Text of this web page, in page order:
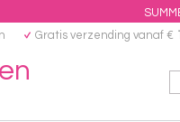
Gratis verzending vanaf €